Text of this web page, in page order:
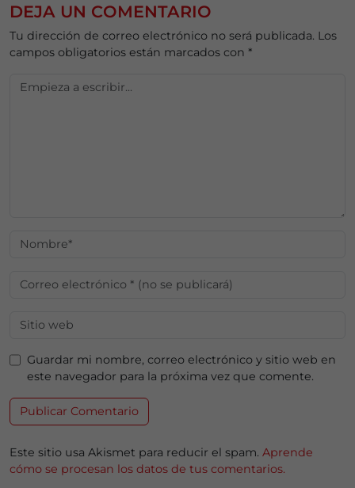
DEJA UN COMENTARIO
Tu dirección de correo electrónico no será publicada. Los
campos obligatorios están marcados con *
Guardar mi nombre, correo electrónico y sitio web en
este navegador para la próxima vez que comente.
Este sitio usa Akismet para reducir el spam. Aprende
cómo se procesan los datos de tus comentarios.